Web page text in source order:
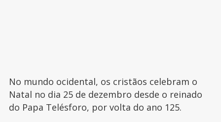
No mundo ocidental, os cristãos celebram o
Natal no dia 25 de dezembro desde o reinado
do Papa Telésforo, por volta do ano 125.